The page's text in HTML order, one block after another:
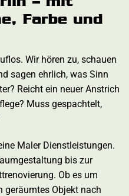
Farbe und
Wir hören zu, schauen
sagen ehrlich, was Sinn
Reicht ein neuer Anstrich
Muss gespachtelt,
Maler Dienstleistungen.
bis zur
Ob es um
geräumtes Objekt nach